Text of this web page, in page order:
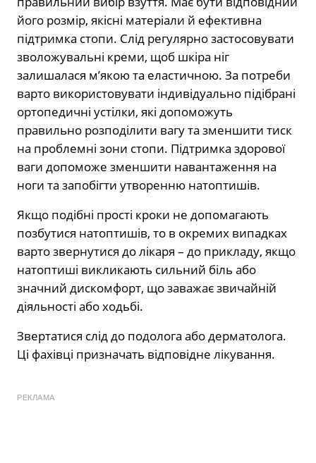
його розмір, якісні матеріали й ефективна
підтримка стопи. Слід регулярно застосовувати
зволожувальні креми, щоб шкіра ніг
залишалася м’якою та еластичною. За потреби
варто використовувати індивідуально підібрані
ортопедичні устілки, які допоможуть
правильно розподілити вагу та зменшити тиск
на проблемні зони стопи. Підтримка здорової
ваги допоможе зменшити навантаження на
ноги та запобігти утворенню натоптишів.
Якщо подібні прості кроки не допомагають
позбутися натоптишів, то в окремих випадках
варто звернутися до лікаря – до прикладу, якщо
натоптиші викликають сильний біль або
значний дискомфорт, що заважає звичайній
діяльності або ходьбі.
Звертатися слід до подолога або дерматолога.
Ці фахівці призначать відповідне лікування.
РЕКЛАМА